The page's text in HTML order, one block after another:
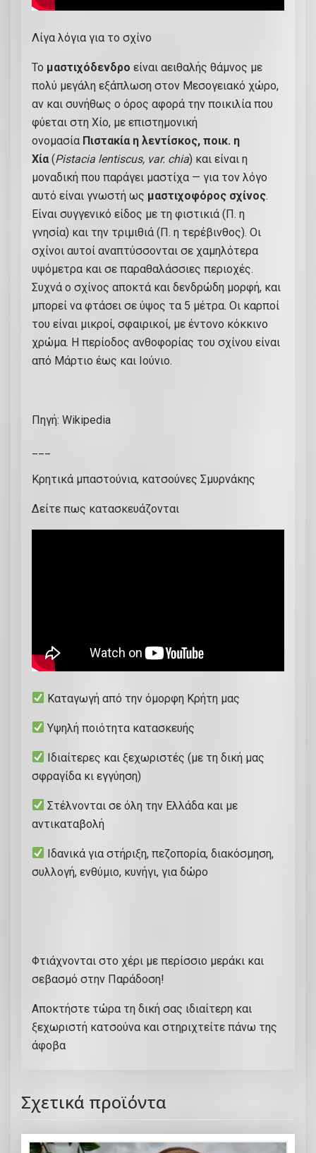
Λίγα λόγια για το σχίνο
To μαστιχόδενδρο είναι αειθαλής θάμνος με
πολύ μεγάλη εξάπλωση στον Μεσογειακό χώρο,
αν και συνήθως ο όρος αφορά την ποικιλία που
φύεται στη Χίο, με επιστημονική
ονομασία Πιστακία η λεντίσκος, ποικ. η
Χία (Pistacia lentiscus, var. chia) και είναι η
μοναδική που παράγει μαστίχα — για τον λόγο
αυτό είναι γνωστή ως μαστιχοφόρος σχίνος.
Είναι συγγενικό είδος με τη φιστικιά (Π. η
γνησία) και την τριμιθιά (Π. η τερέβινθος). Οι
σχίνοι αυτοί αναπτύσσονται σε χαμηλότερα
υψόμετρα και σε παραθαλάσσιες περιοχές.
Συχνά ο σχίνος αποκτά και δενδρώδη μορφή, και
μπορεί να φτάσει σε ύψος τα 5 μέτρα. Οι καρποί
του είναι μικροί, σφαιρικοί, με έντονο κόκκινο
χρώμα. Η περίοδος ανθοφορίας του σχίνου είναι
από Μάρτιο έως και Ιούνιο.
Πηγή: Wikipedia
Κρητικά μπαστούνια, κατσούνες Σμυρνάκης
Δείτε πως κατασκευάζονται
Καταγωγή από την όμορφη Κρήτη μας
Υψηλή ποιότητα κατασκευής
Ιδιαίτερες και ξεχωριστές (με τη δική μας
σφραγίδα κι εγγύηση)
Στέλνονται σε όλη την Ελλάδα και με
αντικαταβολή
Ιδανικά για στήριξη, πεζοπορία, διακόσμηση,
συλλογή, ενθύμιο, κυνήγι, για δώρο
Φτιάχνονται στο χέρι με περίσσιο μεράκι και
σεβασμό στην Παράδοση!
Αποκτήστε τώρα τη δική σας ιδιαίτερη και
ξεχωριστή κατσούνα και στηριχτείτε πάνω της
άφοβα
Σχετικά προϊόντα